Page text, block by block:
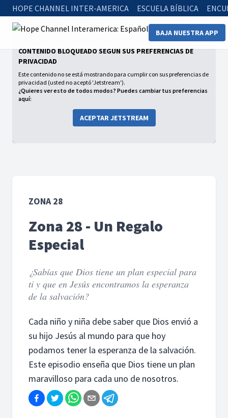
HOPE CHANNEL INTER-AMERICA ESCUELA BÍBLICA
BAJA NUESTRA APP
Home Zona 28 - Un Regalo Especial
CONTENIDO BLOQUEADO SEGÚN SUS PREFERENCIAS DE
PRIVACIDAD
Este contenido no se está mostrando para cumplir con sus preferencias de
privacidad (usted no aceptó 'Jetstream').
¿Quieres ver esto de todos modos? Puedes cambiar tus preferencias
aquí:
ACEPTAR JETSTREAM
ZONA 28
Zona 28 - Un Regalo
Especial
¿Sabías que Dios tiene un plan especial para
ti y que en Jesús encontramos la esperanza
de la salvación?
Cada niño y niña debe saber que Dios envió a
su hijo Jesús al mundo para que hoy
podamos tener la esperanza de la salvación.
Este episodio enseña que Dios tiene un plan
maravilloso para cada uno de nosotros.